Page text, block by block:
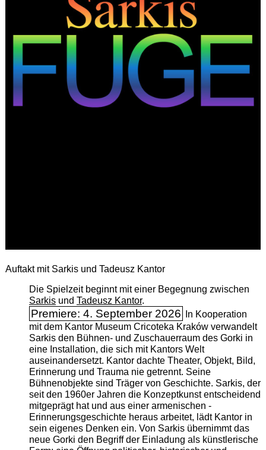
Auftakt mit Sarkis und Tadeusz Kantor
Die Spielzeit beginnt mit einer Begegnung zwischen
Sarkisund Tadeusz Kantor.
Premiere: 4. September 2026
In Kooperation
mit dem Kantor Museum Cricoteka Kraków verwandelt
Sarkis den Bühnen- und Zuschauerraum des Gorki in
eine Installation, die sich mit Kantors Welt
auseinandersetzt. Kantor dachte Theater, Objekt, Bild,
Erinnerung und Trauma nie getrennt. Seine
Bühnenobjekte sind Träger von Geschichte. Sarkis, der
seit den 1960er Jahren die Konzeptkunst entscheidend
mitgeprägt hat und aus einer armenischen ­
Erinnerungsgeschichte heraus arbeitet, lädt Kantor in
sein eigenes Denken ein. Von Sarkis übernimmt das
neue Gorki den Begriff der Einladung als künstlerische